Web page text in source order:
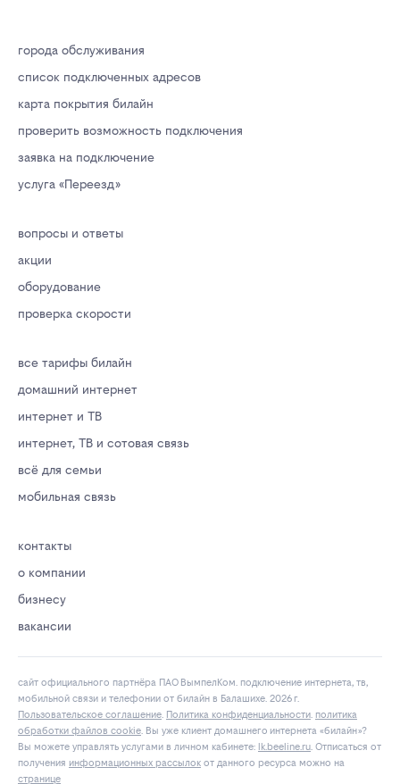
города обслуживания
список подключенных адресов
карта покрытия билайн
проверить возможность подключения
заявка на подключение
услуга «Переезд»
вопросы и ответы
акции
оборудование
проверка скорости
все тарифы билайн
домашний интернет
интернет и ТВ
интернет, ТВ и сотовая связь
всё для семьи
мобильная связь
контакты
о компании
бизнесу
вакансии
сайт официального партнёра ПАО ВымпелКом. подключение интернета, тв,
мобильной связи и телефонии от билайн в Балашихе. 2026 г.
Пользовательское соглашение. Политика конфиденциальности. политика
обработки файлов cookie. Вы уже клиент домашнего интернета «билайн»?
Вы можете управлять услугами в личнoм кaбинeтe:
lk.bееlinе.ru. Отписаться от
получения информационных рассылок от данного ресурса можно на
странице